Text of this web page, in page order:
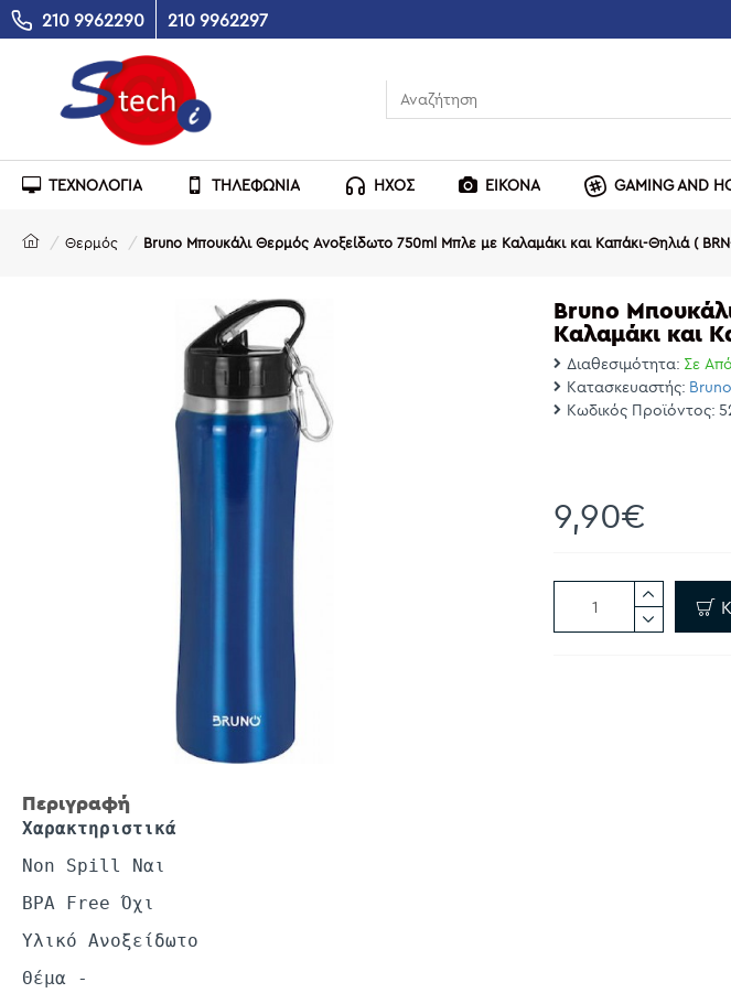
210 9962290 210 9962297
ΤΕΧΝΟΛΟΓΙΑ ΤΗΛΕΦΩΝΙΑ ΗΧΟΣ ΕΙΚΟΝΑ GAMING AND
Θερμός Bruno Μπουκάλι Θερμός Ανοξείδωτο 750ml Μπλε με Καλαμάκι και Καπάκι-Θηλιά (
Bruno
Καλαμάκι και
Διαθεσιμότητα: Σε
Κατασκευαστής: Bruno
Κωδικός Προϊόντος:
9,90€
Περιγραφή
Χαρακτηριστικά
Non Spill Ναι
BPA Free Όχι
Υλικό Ανοξείδωτο
Θέμα -